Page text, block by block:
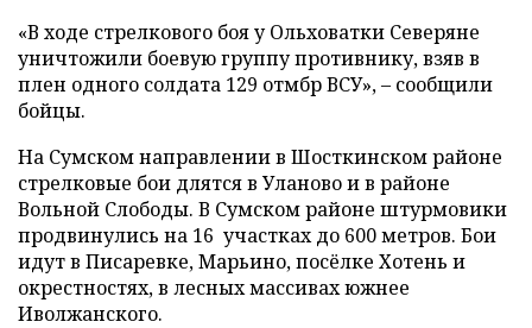
«В ходе стрелкового боя у Ольховатки Северяне
уничтожили боевую группу противнику, взяв в
плен одного солдата 129 отмбр ВСУ», – сообщили
бойцы.
На Сумском направлении в Шосткинском районе
стрелковые бои длятся в Уланово и в районе
Вольной Слободы. В Сумском районе штурмовики
продвинулись на 16 участках до 600 метров. Бои
идут в Писаревке, Марьино, посёлке Хотень и
окрестностях, в лесных массивах южнее
Иволжанского.